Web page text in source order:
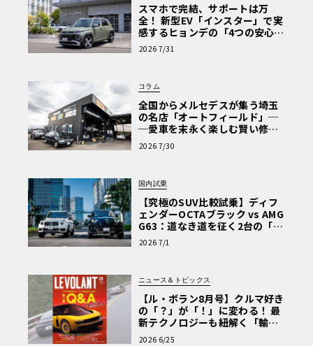
スマホで完結、サポートは万
全！ 新型EV「インスター」で実
感するヒョンデの「4つの安心」
【第1回・ヒョンデ6つの疑問：
Why? Hyundai?】〈PR〉
2026 7/31
コラム
全国からメルセデスが集う埼玉
の名店「オートフィールド」─
─愛車を末永く楽しむ賢い修理
術と、プロがフックス製オイル
を選ぶ理由〈PR〉
2026 7/30
国内試乗
【究極のSUV比較試乗】ディフ
ェンダーOCTAブラック vs AMG
G63：道なき道を征く2台の「対
極的アプローチ」
2026 7/1
ニュース＆トピックス
【ル・ボラン8月号】クルマ好き
の「？」が「！」に変わる！ 最
新テクノロジーも紐解く「輸入
車Q&A」
2026 6/25